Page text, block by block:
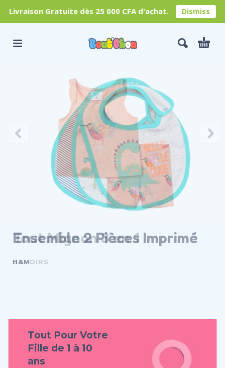
Livraison Gratuite dès 25 000 CFA d'achat. Dismiss
Ensemble 2 Pièces Imprimé
H&M
Tout Pour Votre
Fille de 1 à 10
ans